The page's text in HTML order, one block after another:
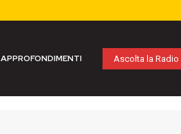
APPROFONDIMENTI Ascolta la Radio